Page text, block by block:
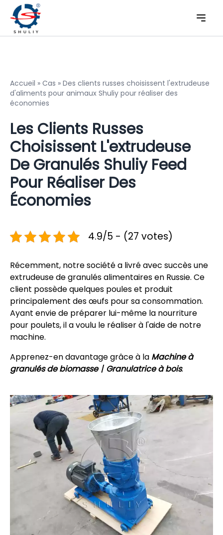
Accueil » Cas » Des clients russes choisissent l'extrudeuse
d'aliments pour animaux Shuliy pour réaliser des
économies
Les Clients Russes
Choisissent L'extrudeuse
De Granulés Shuliy Feed
Pour Réaliser Des
Économies
4.9/5 - (27 votes)
Récemment, notre société a livré avec succès une
extrudeuse de granulés alimentaires en Russie. Ce
client possède quelques poules et produit
principalement des œufs pour sa consommation.
Ayant envie de préparer lui-même la nourriture
pour poulets, il a voulu le réaliser à l'aide de notre
machine.
Apprenez-en davantage grâce à la Machine à
granulés de biomasse丨Granulatrice à bois.